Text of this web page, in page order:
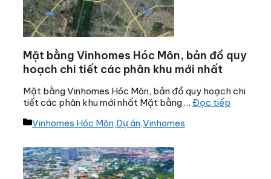
Mặt bằng Vinhomes Hóc Môn, bản đồ quy
hoạch chi tiết các phân khu mới nhất
Mặt bằng Vinhomes Hóc Môn, bản đồ quy hoạch chi
tiết các phân khu mới nhất Mặt bằng … Đọc tiếp
Danh
Vinhomes Hóc Môn,Dự án,Vinhomes